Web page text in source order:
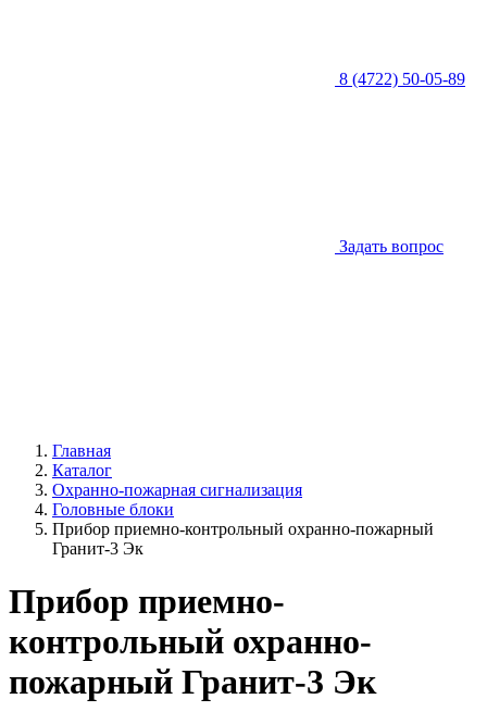
8 (4722) 50-05-89
Задать вопрос
Главная
Каталог
Охранно-пожарная сигнализация
Головные блоки
Прибор приемно-контрольный охранно-пожарный
Гранит-3 Эк
Прибор приемно-
контрольный охранно-
пожарный Гранит-3 Эк